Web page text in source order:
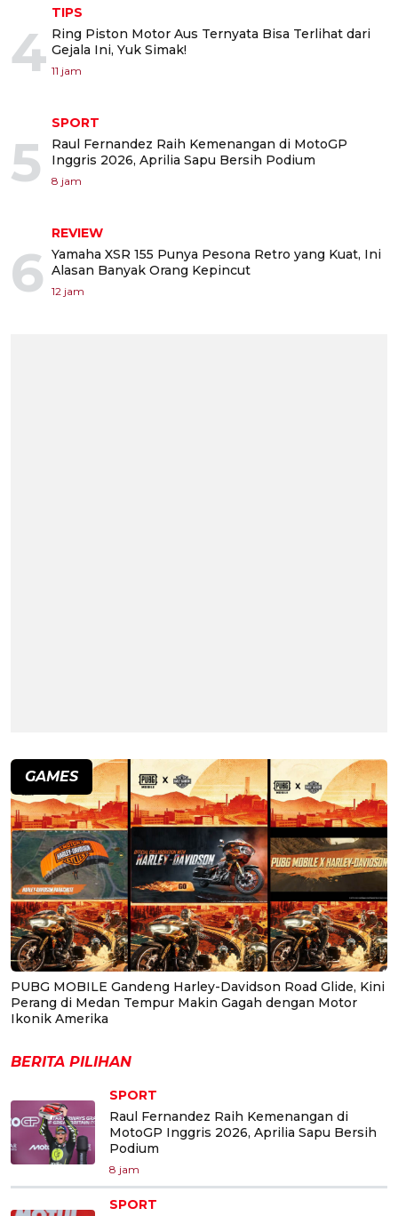
4
TIPS
Ring Piston Motor Aus Ternyata Bisa Terlihat dari
Gejala Ini, Yuk Simak!
11 jam
5
SPORT
Raul Fernandez Raih Kemenangan di MotoGP
Inggris 2026, Aprilia Sapu Bersih Podium
8 jam
6
REVIEW
Yamaha XSR 155 Punya Pesona Retro yang Kuat, Ini
Alasan Banyak Orang Kepincut
12 jam
GAMES
PUBG MOBILE Gandeng Harley-Davidson Road Glide, Kini
Perang di Medan Tempur Makin Gagah dengan Motor
Ikonik Amerika
BERITA PILIHAN
SPORT
Raul Fernandez Raih Kemenangan di
MotoGP Inggris 2026, Aprilia Sapu Bersih
Podium
8 jam
SPORT